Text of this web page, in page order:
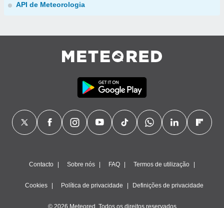
API de Meteorologia
Contacto Sobre nós FAQ Termos de utilização
Cookies Política de privacidade Definições de privacidade
© 2026 Meteored. Todos os direitos reservados